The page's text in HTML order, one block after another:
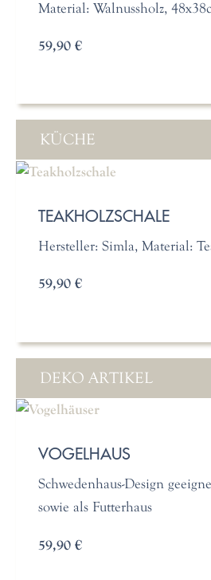
Material: Walnussholz,
59,90 €
KÜCHE
TEAKHOLZSCHALE
Hersteller: Simla, Material:
59,90 €
DEKO ARTIKEL
VOGELHAUS
Schwedenhaus-Design
sowie als Futterhaus
59,90 €